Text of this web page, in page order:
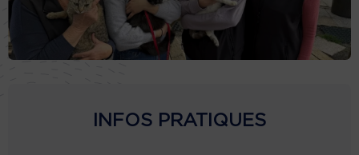
INFOS PRATIQUES